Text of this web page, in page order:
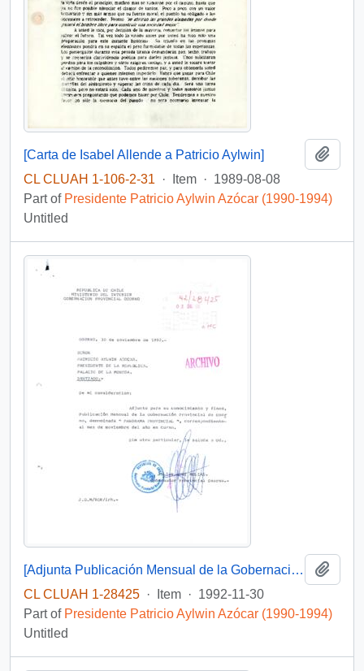
[Carta de Isabel Allende a Patricio Aylwin]
CL CLUAH 1-106-2-31
· Item · 1989-08-08
Part of Presidente Patricio Aylwin Azócar (1990-1994)
Untitled
[Adjunta Publicación Mensual de la Gobernación Provincial de Osorno]
CL CLUAH 1-28425 · Item · 1992-11-30
Part of Presidente Patricio Aylwin Azócar (1990-1994)
Untitled